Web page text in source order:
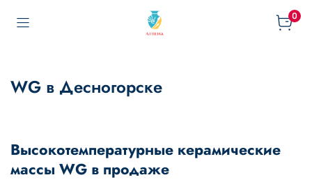
0
WG в Десногорске
Высокотемпературные керамические
массы WG в продаже